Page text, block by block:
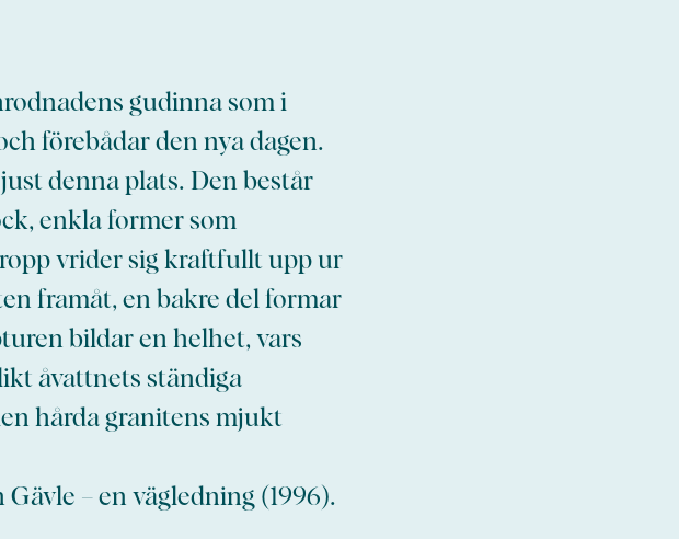
gudinna som i
förebådar den nya dagen.
denna plats. Den består
enkla former som
vrider sig kraftfullt upp ur
framåt, en bakre del formar
bildar en helhet, vars
åvattnets ständiga
hårda granitens mjukt
– en vägledning (1996).